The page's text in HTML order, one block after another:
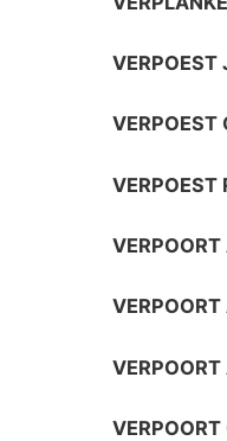
VERPOEST
VERPOEST
VERPOEST
VERPOORT
VERPOORT
VERPOORT